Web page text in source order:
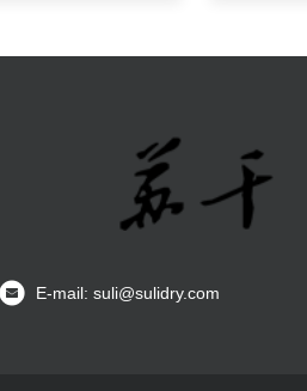
Ε-mail: suli@sulidry.com